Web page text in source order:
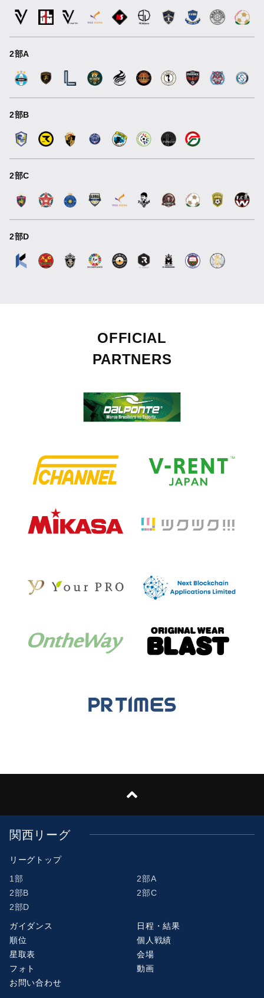
2部A
2部B
2部C
2部D
OFFICIAL
PARTNERS
関西リーグ
リーグトップ
1部
2部A
2部B
2部C
2部D
ガイダンス
日程・結果
順位
個人戦績
星取表
会場
フォト
動画
お問い合わせ